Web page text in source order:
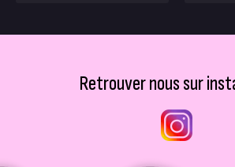
Retrouver nous sur